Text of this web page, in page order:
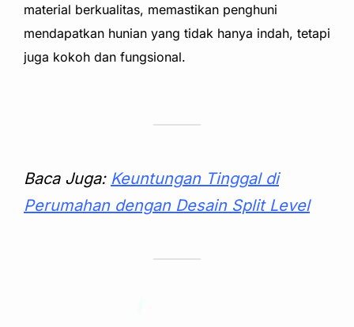
material berkualitas, memastikan penghuni
mendapatkan hunian yang tidak hanya indah, tetapi
juga kokoh dan fungsional.
Baca Juga: Keuntungan Tinggal di
Perumahan dengan Desain Split Level